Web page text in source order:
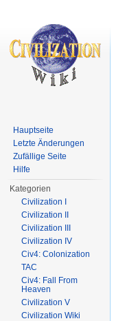
Hauptseite
Letzte Änderungen
Zufällige Seite
Hilfe
Kategorien
Civilization I
Civilization II
Civilization III
Civilization IV
Civ4: Colonization
TAC
Civ4: Fall From
Heaven
Civilization V
Civilization Wiki